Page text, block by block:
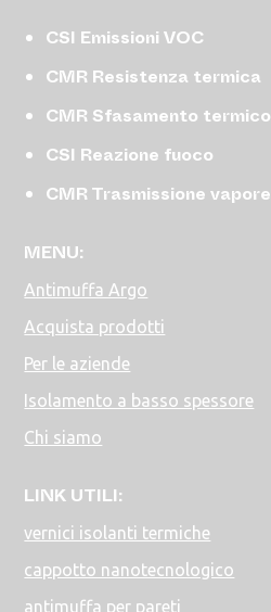
CSI Emissioni VOC
CMR Resistenza termica
CMR Sfasamento termico
CSI Reazione fuoco
CMR Trasmissione vapore
MENU:
Antimuffa Argo
Acquista prodotti
Per le aziende
Isolamento a basso spessore
Chi siamo
LINK UTILI:
vernici isolanti termiche
cappotto nanotecnologico
antimuffa per pareti